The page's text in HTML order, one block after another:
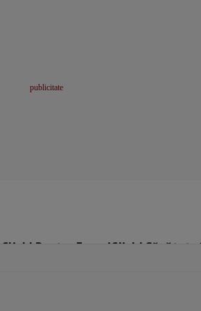
Click! Pentru FemeiClick! Sănătate